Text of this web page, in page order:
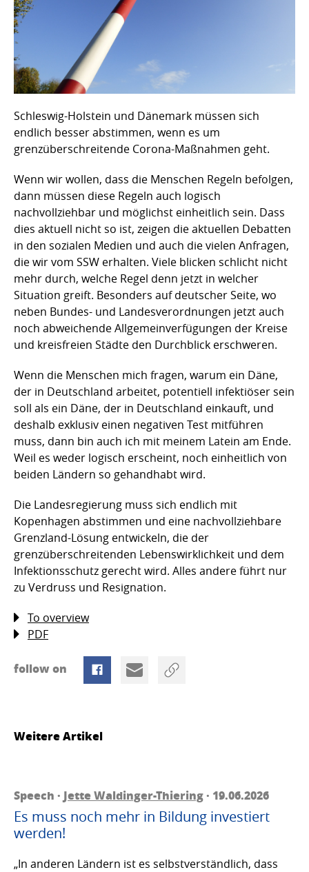
Schleswig-Holstein und Dänemark müssen sich
endlich besser abstimmen, wenn es um
grenzüberschreitende Corona-Maßnahmen geht.
Wenn wir wollen, dass die Menschen Regeln befolgen,
dann müssen diese Regeln auch logisch
nachvollziehbar und möglichst einheitlich sein. Dass
dies aktuell nicht so ist, zeigen die aktuellen Debatten
in den sozialen Medien und auch die vielen Anfragen,
die wir vom SSW erhalten. Viele blicken schlicht nicht
mehr durch, welche Regel denn jetzt in welcher
Situation greift. Besonders auf deutscher Seite, wo
neben Bundes- und Landesverordnungen jetzt auch
noch abweichende Allgemeinverfügungen der Kreise
und kreisfreien Städte den Durchblick erschweren.
Wenn die Menschen mich fragen, warum ein Däne,
der in Deutschland arbeitet, potentiell infektiöser sein
soll als ein Däne, der in Deutschland einkauft, und
deshalb exklusiv einen negativen Test mitführen
muss, dann bin auch ich mit meinem Latein am Ende.
Weil es weder logisch erscheint, noch einheitlich von
beiden Ländern so gehandhabt wird.
Die Landesregierung muss sich endlich mit
Kopenhagen abstimmen und eine nachvollziehbare
Grenzland-Lösung entwickeln, die der
grenzüberschreitenden Lebenswirklichkeit und dem
Infektionsschutz gerecht wird. Alles andere führt nur
zu Verdruss und Resignation.
To overview
PDF
follow on
Weitere Artikel
Speech · Jette Waldinger-Thiering· 19.06.2026
Es muss noch mehr in Bildung investiert
werden!
„In anderen Ländern ist es selbstverständlich, dass